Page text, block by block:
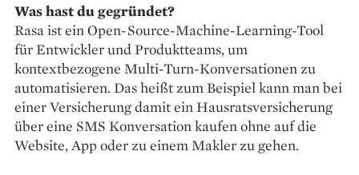
Was hast du gegründet?
Rasa ist ein Open-Source-Machine-Learning-Tool
für Entwickler und Produktteams, um
kontextbezogene Multi-Turn-Konversationen zu
automatisieren. Das heißt zum Beispiel kann man bei
einer Versicherung damit ein Hausratsversicherung
über eine SMS Konversation kaufen ohne auf die
Website, App oder zu einem Makler zu gehen.